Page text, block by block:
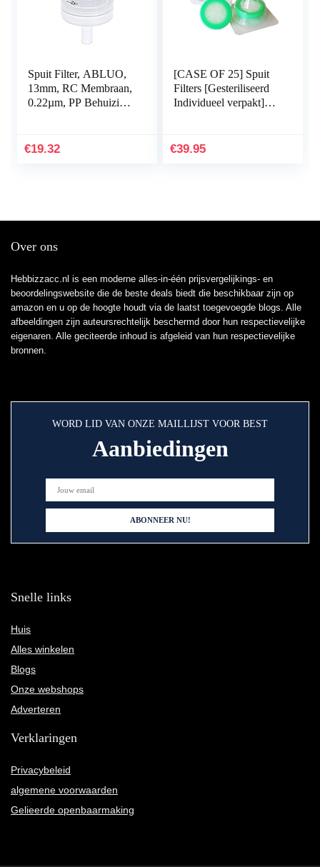
Spuit Filter, ABLUO,
13mm, RC Membraan,
0.22µm, PP Behuizing,
€19.32
[CASE OF 25] Spuit
Filters [Gesteriliseerd
Individueel verpakt]
poriegrootte 0.22μm
€39.95
Over ons
Hebbizzacc.nl is een moderne alles-in-één prijsvergelijkings- en
beoordelingswebsite die de beste deals biedt die beschikbaar zijn op
amazon en u op de hoogte houdt via de laatst toegevoegde blogs. Alle
afbeeldingen zijn auteursrechtelijk beschermd door hun respectievelijke
eigenaren. Alle geciteerde inhoud is afgeleid van hun respectievelijke
bronnen.
WORD LID VAN ONZE MAILLIJST VOOR BEST
Aanbiedingen
Snelle links
Huis
Alles winkelen
Blogs
Onze webshops
Adverteren
Verklaringen
Privacybeleid
algemene voorwaarden
Gelieerde openbaarmaking